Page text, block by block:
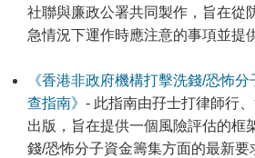
社聯與廉政公署共同製作，旨在從
急情況下運作時應注意的事項並提
《香港非政府機構打擊洗錢/恐怖
查指南》 - 此指南由孖士打律師行
出版，旨在提供一個風險評估的框
錢/恐怖分子資金籌集方面的最新要